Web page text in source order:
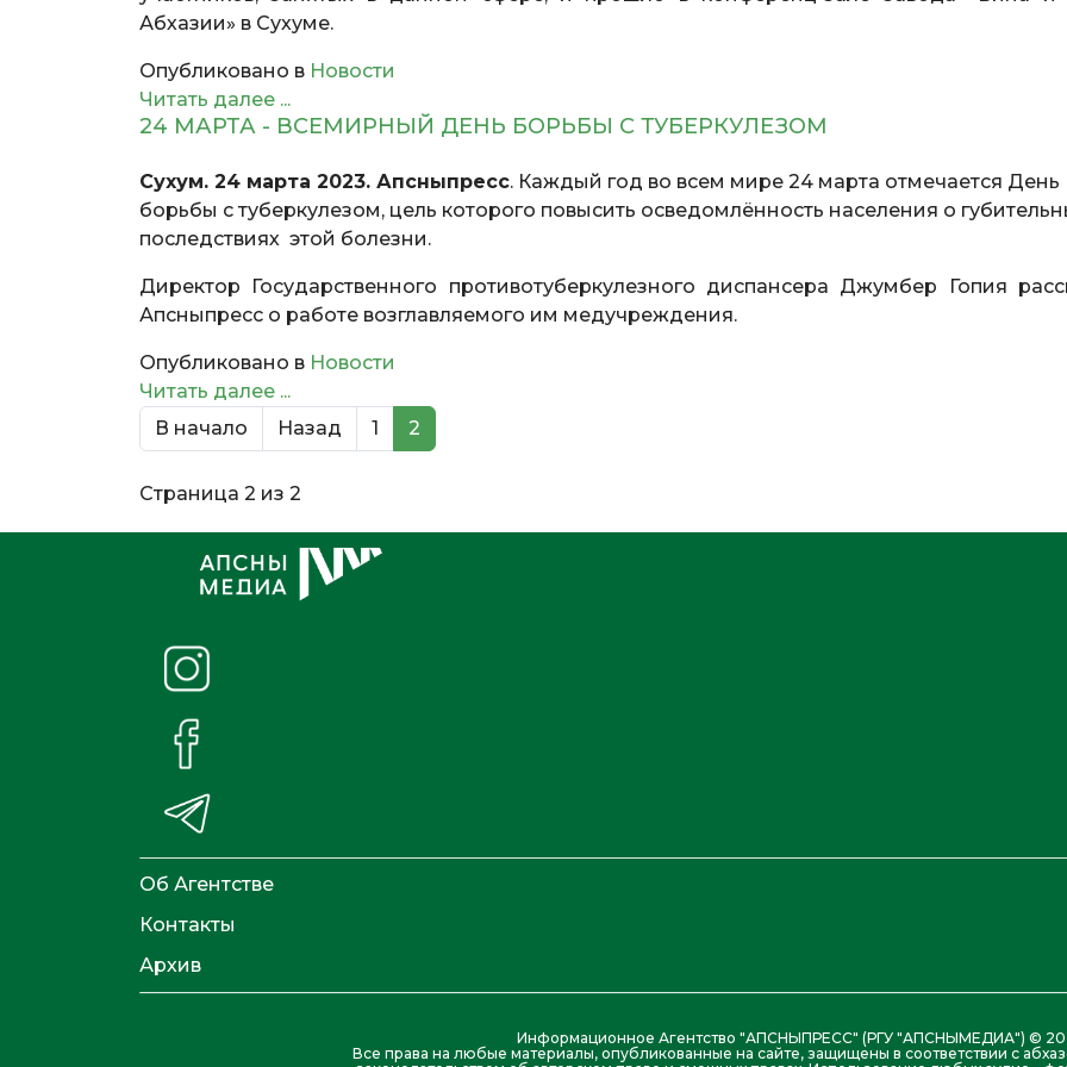
Абхазии» в Сухуме.
Опубликовано в Новости
Читать далее ...
24 МАРТА - ВСЕМИРНЫЙ ДЕНЬ БОРЬБЫ С ТУБЕРКУЛЕЗОМ
Сухум. 24 марта 2023. Апсныпресс. Каждый год во всем мире 24 марта отмечается День
борьбы с туберкулезом, цель которого повысить осведомлённость населения о
последствиях этой болезни.
Директор Государственного противотуберкулезного диспансера Джумбер Гопия
Апсныпресс о работе возглавляемого им медучреждения.
Опубликовано в Новости
Читать далее ...
В начало
Назад 1 2
Страница 2 из 2
Об Агентстве
Контакты
Архив
Информационное Агентство "АПСНЫПРЕСС" (РГУ "АПСНЫМЕДИА") ©
Все права на любые материалы, опубликованные на сайте, защищены в соответствии с